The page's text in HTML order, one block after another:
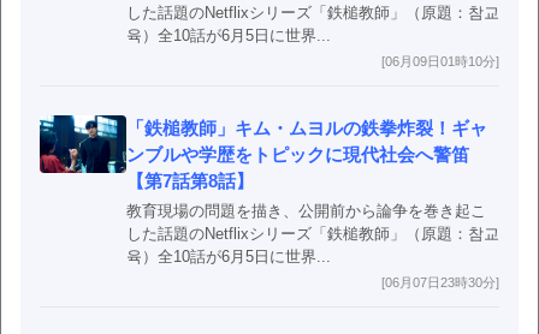
した話題のNetflixシリーズ「鉄槌教師」（原題：참교
육）全10話が6月5日に世界...
[06月09日01時10分]
「鉄槌教師」キム・ムヨルの鉄拳炸裂！ギャ
ンブルや学歴をトピックに現代社会へ警笛
【第7話第8話】
教育現場の問題を描き、公開前から論争を巻き起こ
した話題のNetflixシリーズ「鉄槌教師」（原題：참교
육）全10話が6月5日に世界...
[06月07日23時30分]